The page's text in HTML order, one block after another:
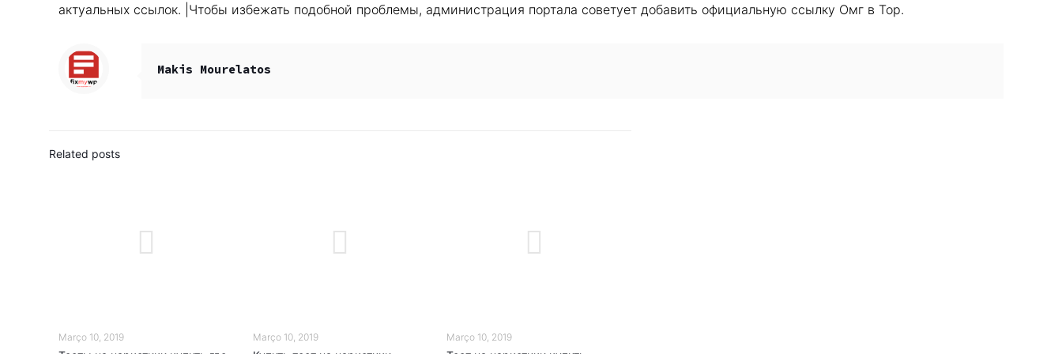
актуальных ссылок. |Чтобы избежать подобной проблемы, администрация портала советует добавить официальную ссылку Омг в Тор.
Makis Mourelatos
Related posts
Março 10, 2019 Março 10, 2019 Março 10, 2019